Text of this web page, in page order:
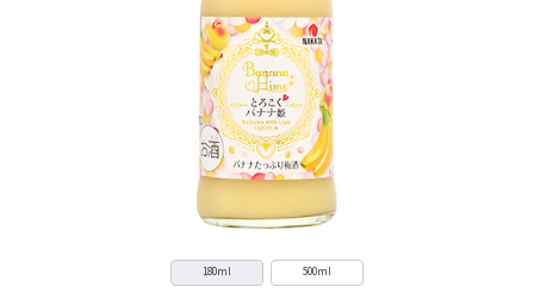
180ml 500ml